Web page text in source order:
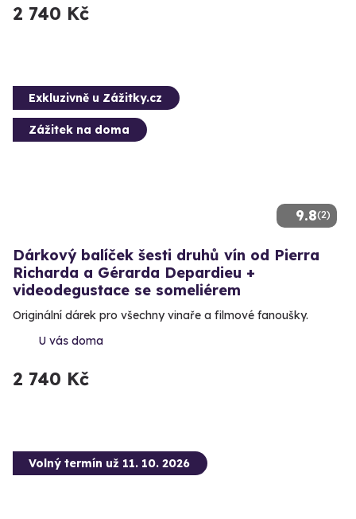
2 740 Kč
9.8(2)
Exkluzivně u Zážitky.cz
Zážitek na doma
Dárkový balíček šesti druhů vín od Pierra
Richarda a Gérarda Depardieu +
videodegustace se someliérem
Originální dárek pro všechny vinaře a filmové fanoušky.
U vás doma
2 740 Kč
Volný termín už 11. 10. 2026